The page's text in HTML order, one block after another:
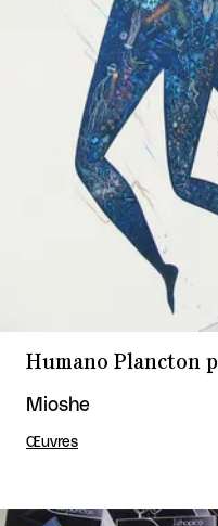
Humano Plancton
Mioshe
Œuvres